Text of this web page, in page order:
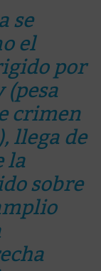
se
el
por
crimen
llega de
la
sobre